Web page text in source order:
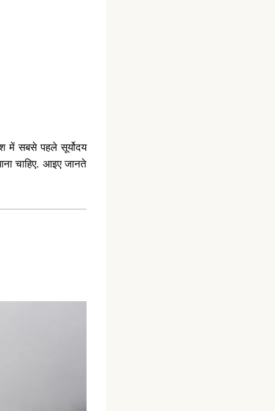
में सबसे पहले सूर्योदय
चाहिए. आइए जानते